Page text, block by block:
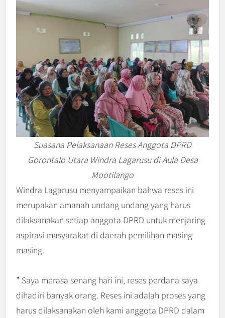
Suasana Pelaksanaan Reses Anggota DPRD
Gorontalo Utara Windra Lagarusu di Aula Desa
Mootilango
Windra Lagarusu menyampaikan bahwa reses ini
merupakan amanah undang undang yang harus
dilaksanakan setiap anggota DPRD untuk menjaring
aspirasi masyarakat di daerah pemilihan masing
masing.
” Saya merasa senang hari ini, reses perdana saya
dihadiri banyak orang. Reses ini adalah proses yang
harus dilaksanakan oleh kami anggota DPRD dalam